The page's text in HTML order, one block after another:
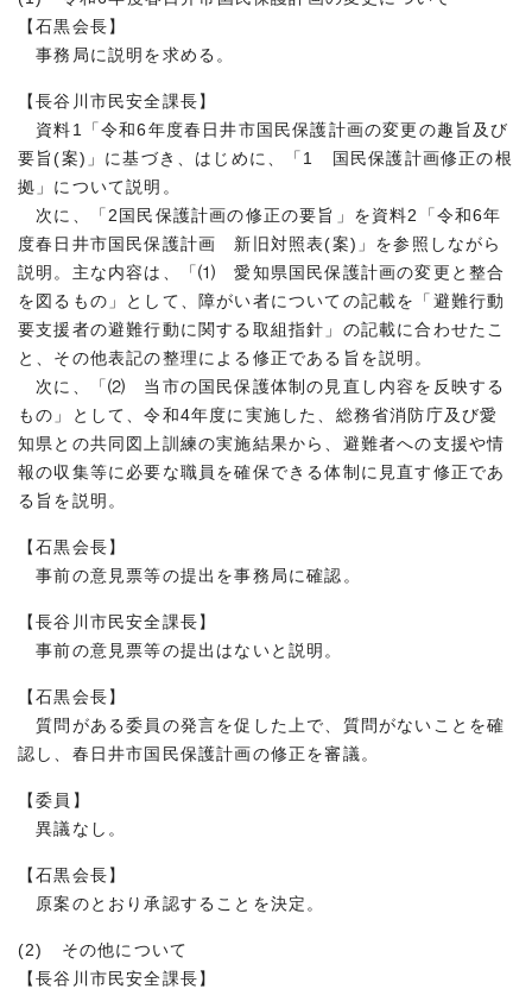
【石黒会長】
事務局に説明を求める。
【長谷川市民安全課長】
資料1「令和6年度春日井市国民保護計画の変更の趣旨及び
要旨(案)」に基づき、はじめに、「1 国民保護計画修正の根
拠」について説明。
次に、「2国民保護計画の修正の要旨」を資料2「令和6年
度春日井市国民保護計画 新旧対照表(案)」を参照しながら
説明。主な内容は、「⑴ 愛知県国民保護計画の変更と整合
を図るもの」として、障がい者についての記載を「避難行動
要支援者の避難行動に関する取組指針」の記載に合わせたこ
と、その他表記の整理による修正である旨を説明。
次に、「⑵ 当市の国民保護体制の見直し内容を反映する
もの」として、令和4年度に実施した、総務省消防庁及び愛
知県との共同図上訓練の実施結果から、避難者への支援や情
報の収集等に必要な職員を確保できる体制に見直す修正であ
る旨を説明。
【石黒会長】
事前の意見票等の提出を事務局に確認。
【長谷川市民安全課長】
事前の意見票等の提出はないと説明。
【石黒会長】
質問がある委員の発言を促した上で、質問がないことを確
認し、春日井市国民保護計画の修正を審議。
【委員】
異議なし。
【石黒会長】
原案のとおり承認することを決定。
(2) その他について
【長谷川市民安全課長】